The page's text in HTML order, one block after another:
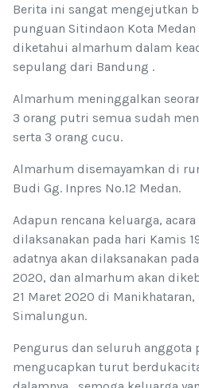
Berita ini sangat mengejutkan
punguan Sitindaon Kota Medan
diketahui almarhum dalam
sepulang dari Bandung .
Almarhum meninggalkan
3 orang putri semua sudah
serta 3 orang cucu.
Almarhum disemayamkan di
Budi Gg. Inpres No.12 Medan.
Adapun rencana keluarga,
dilaksanakan pada hari Kamis
adatnya akan dilaksanakan
2020, dan almarhum akan
21 Maret 2020 di
Simalungun.
Pengurus dan seluruh anggota
mengucapkan turut